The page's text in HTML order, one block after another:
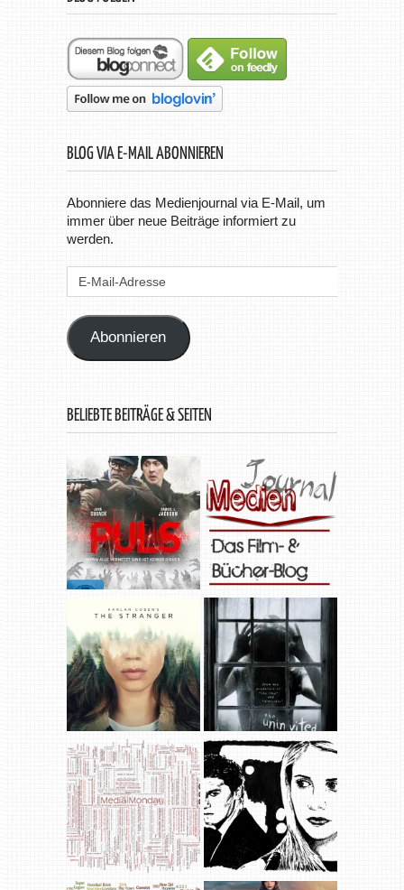
BLOG VIA E-MAIL ABONNIEREN
Abonniere das Medienjournal via E-Mail, um
immer über neue Beiträge informiert zu
werden.
Abonnieren
BELIEBTE BEITRÄGE & SEITEN